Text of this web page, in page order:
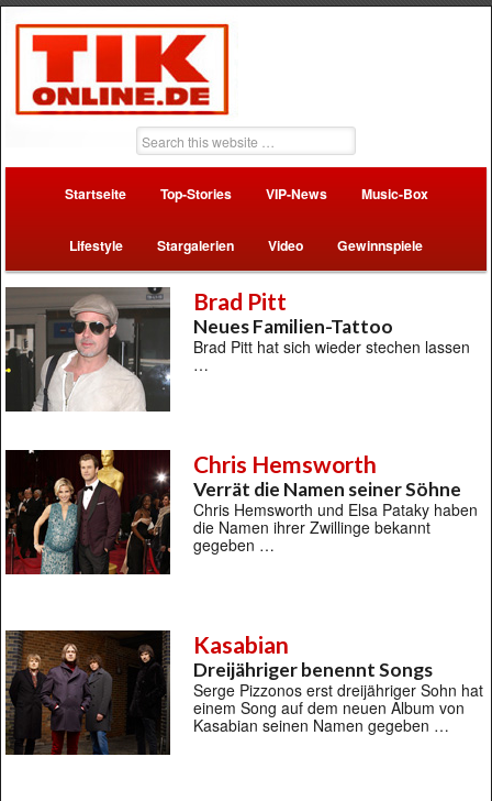
Startseite Top-Stories VIP-News Music-Box
Lifestyle Stargalerien Video Gewinnspiele
Brad Pitt
Neues Familien-Tattoo
Brad Pitt hat sich wieder stechen lassen
…
Chris Hemsworth
Verrät die Namen seiner Söhne
Chris Hemsworth und Elsa Pataky haben
die Namen ihrer Zwillinge bekannt
gegeben …
Kasabian
Dreijähriger benennt Songs
Serge Pizzonos erst dreijähriger Sohn hat
einem Song auf dem neuen Album von
Kasabian seinen Namen gegeben …